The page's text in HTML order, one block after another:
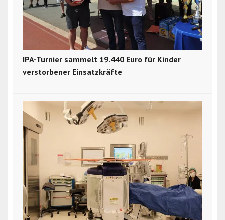
IPA-Turnier sammelt 19.440 Euro für Kinder
verstorbener Einsatzkräfte